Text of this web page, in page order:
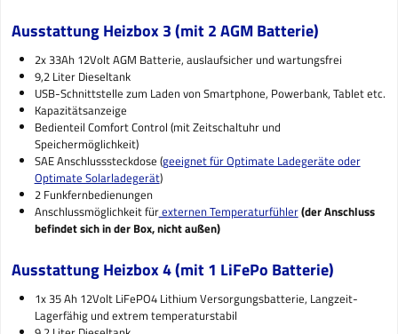
Ausstattung Heizbox 3 (mit 2 AGM Batterie)
2x 33Ah 12Volt AGM Batterie, auslaufsicher und wartungsfrei
9,2 Liter Dieseltank
USB-Schnittstelle zum Laden von Smartphone, Powerbank, Tablet etc.
Kapazitätsanzeige
Bedienteil Comfort Control (mit Zeitschaltuhr und
Speichermöglichkeit)
SAE Anschlusssteckdose (geeignet für Optimate Ladegeräte oder
Optimate Solarladegerät)
2 Funkfernbedienungen
Anschlussmöglichkeit fürexternen Temperaturfühler(der Anschluss
befindet sich in der Box, nicht außen)
Ausstattung Heizbox 4 (mit 1 LiFePo Batterie)
1x 35 Ah 12Volt LiFePO4 Lithium Versorgungsbatterie, Langzeit-
Lagerfähig und extrem temperaturstabil